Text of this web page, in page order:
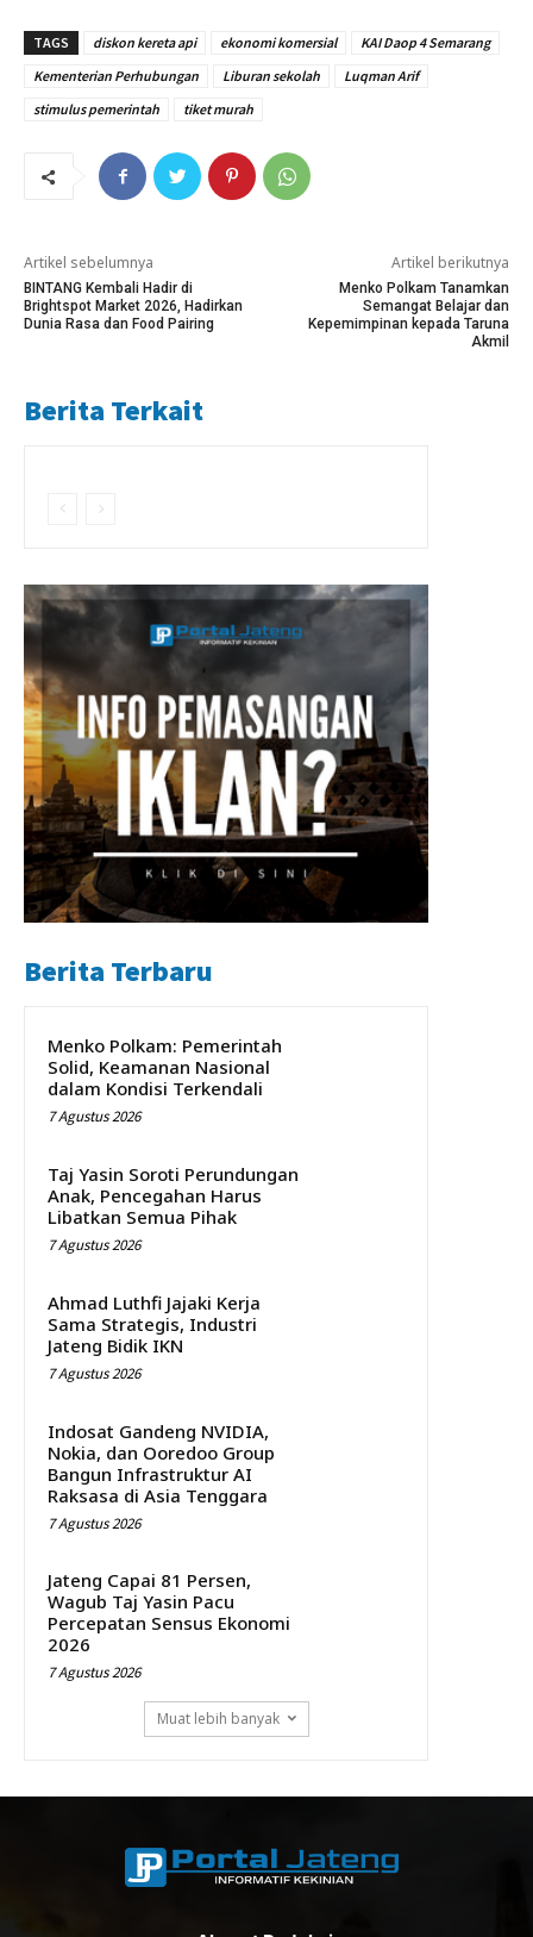
TAGS diskon kereta api ekonomi komersial
KAI Daop 4 Semarang
Kementerian Perhubungan
Liburan sekolah
Luqman Arif
stimulus pemerintah
tiket murah
Artikel sebelumnya
BINTANG Kembali Hadir di
Brightspot Market 2026, Hadirkan
Dunia Rasa dan Food Pairing
Artikel berikutnya
Menko Polkam Tanamkan
Semangat Belajar dan
Kepemimpinan kepada Taruna
Akmil
Berita Terkait
Berita Terbaru
Menko Polkam: Pemerintah
Solid, Keamanan Nasional
dalam Kondisi Terkendali
7 Agustus 2026
Taj Yasin Soroti Perundungan
Anak, Pencegahan Harus
Libatkan Semua Pihak
7 Agustus 2026
Ahmad Luthfi Jajaki Kerja
Sama Strategis, Industri
Jateng Bidik IKN
7 Agustus 2026
Indosat Gandeng NVIDIA,
Nokia, dan Ooredoo Group
Bangun Infrastruktur AI
Raksasa di Asia Tenggara
7 Agustus 2026
Jateng Capai 81 Persen,
Wagub Taj Yasin Pacu
Percepatan Sensus Ekonomi
2026
7 Agustus 2026
Muat lebih banyak